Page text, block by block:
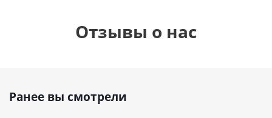
Отзывы о нас
Ранее вы смотрели